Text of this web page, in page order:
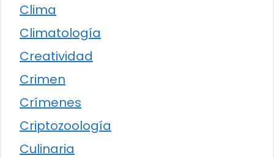
Clima
Climatología
Creatividad
Crimen
Crímenes
Criptozoología
Culinaria